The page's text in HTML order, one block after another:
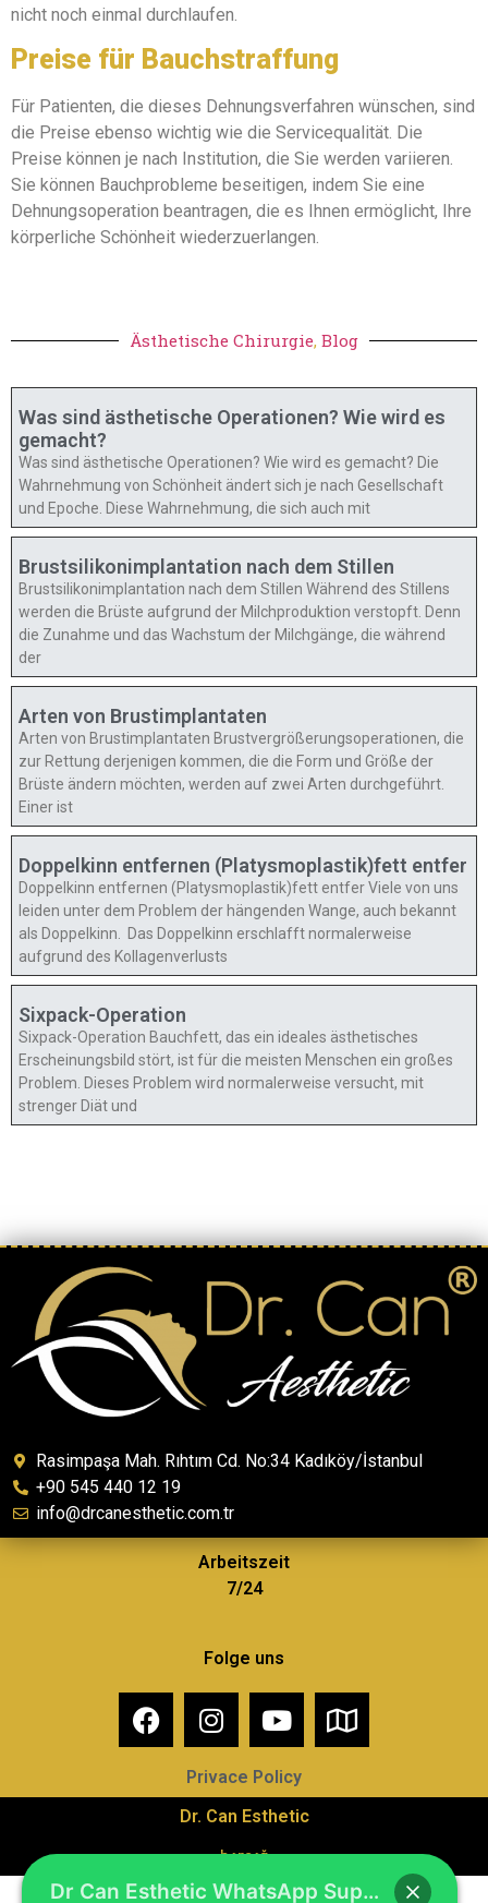
nicht noch einmal durchlaufen.
Preise für Bauchstraffung
Für Patienten, die dieses Dehnungsverfahren wünschen, sind
die Preise ebenso wichtig wie die Servicequalität. Die
Preise können je nach Institution, die Sie werden variieren.
Sie können Bauchprobleme beseitigen, indem Sie eine
Dehnungsoperation beantragen, die es Ihnen ermöglicht, Ihre
körperliche Schönheit wiederzuerlangen.
Ästhetische Chirurgie, Blog
Was sind ästhetische Operationen? Wie wird es
gemacht?
Was sind ästhetische Operationen? Wie wird es gemacht? Die
Wahrnehmung von Schönheit ändert sich je nach Gesellschaft
und Epoche. Diese Wahrnehmung, die sich auch mit
Brustsilikonimplantation nach dem Stillen
Brustsilikonimplantation nach dem Stillen Während des Stillens
werden die Brüste aufgrund der Milchproduktion verstopft. Denn
die Zunahme und das Wachstum der Milchgänge, die während
der
Arten von Brustimplantaten
Arten von Brustimplantaten Brustvergrößerungsoperationen, die
zur Rettung derjenigen kommen, die die Form und Größe der
Brüste ändern möchten, werden auf zwei Arten durchgeführt.
Einer ist
Doppelkinn entfernen (Platysmoplastik)fett entfer
Doppelkinn entfernen (Platysmoplastik)fett entfer Viele von uns
leiden unter dem Problem der hängenden Wange, auch bekannt
als Doppelkinn. Das Doppelkinn erschlafft normalerweise
aufgrund des Kollagenverlusts
Sixpack-Operation
Sixpack-Operation Bauchfett, das ein ideales ästhetisches
Erscheinungsbild stört, ist für die meisten Menschen ein großes
Problem. Dieses Problem wird normalerweise versucht, mit
strenger Diät und
Rasimpaşa Mah. Rıhtım Cd. No:34 Kadıköy/İstanbul
+90 545 440 12 19
info@drcanesthetic.com.tr
Arbeitszeit
7/24
Folge uns
Privace Policy
Dr. Can Esthetic
barçağ
Dr Can Esthetic WhatsApp Support Line